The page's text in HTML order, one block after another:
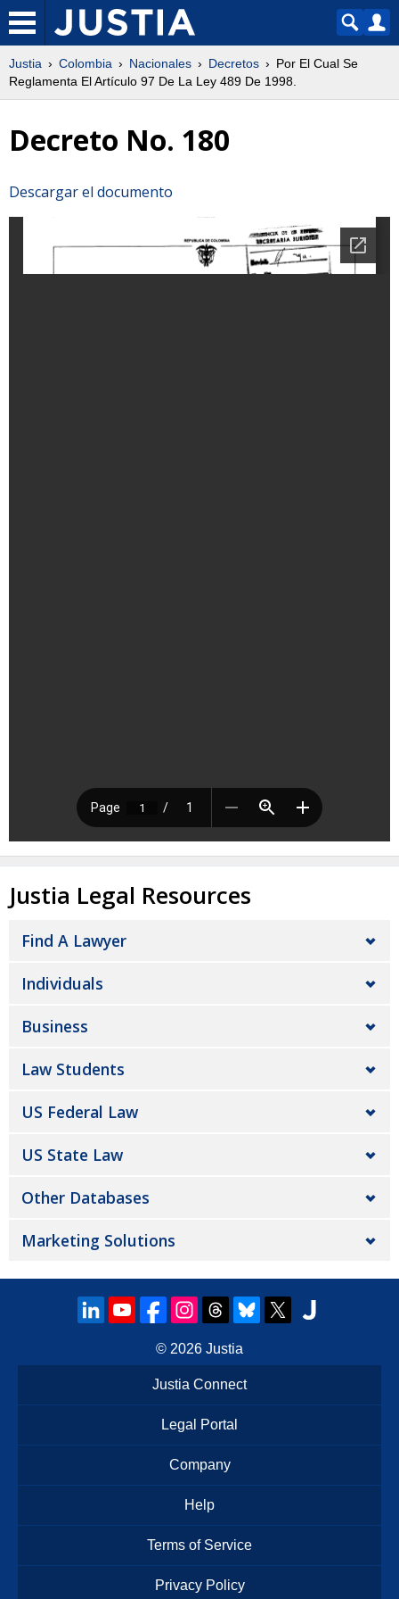
Justia Colombia Nacionales Decretos
Por El Cual Se
Reglamenta El Artículo 97 De La Ley 489 De 1998.
Decreto No. 180
Descargar el documento
Justia Legal Resources
Find A Lawyer
Individuals
Business
Law Students
US Federal Law
US State Law
Other Databases
Marketing Solutions
© 2026 Justia
Justia Connect
Legal Portal
Company
Help
Terms of Service
Privacy Policy